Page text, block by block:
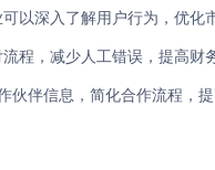
以深入了解用户行为，优化
程，减少人工错误，提高财
伙伴信息，简化合作流程，